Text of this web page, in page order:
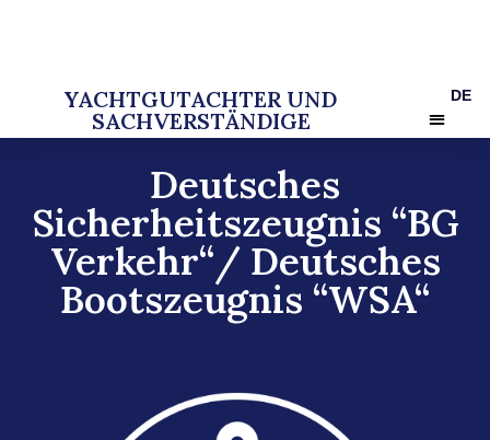
YACHTGUTACHTER UND
SACHVERSTÄNDIGE​
DE
Deutsches
Sicherheitszeugnis “BG
Verkehr“/ Deutsches
Bootszeugnis “WSA“